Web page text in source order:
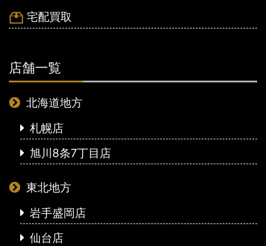
宅配買取
店舗一覧
北海道地方
札幌店
旭川8条7丁目店
東北地方
岩手盛岡店
仙台店